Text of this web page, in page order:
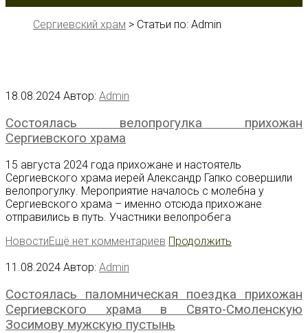
Сергиевский храм > Статьи по: Admin
18.08.2024 Автор: Admin
Состоялась велопрогулка прихожан
Сергиевского храма
15 августа 2024 года прихожане и настоятель
Сергиевского храма иерей Александр Гапко совершили
велопрогулку. Мероприятие началось с молебна у
Сергиевского храма – именно отсюда прихожане
отправились в путь. Участники велопробега
НовостиЕщё нет комментариев Продолжить
11.08.2024 Автор: Admin
Состоялась паломническая поездка прихожан
Сергиевского храма в Свято-Смоленскую
Зосимову мужскую пустынь